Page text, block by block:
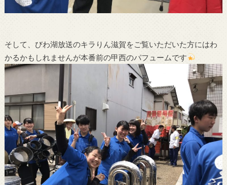
そして、びわ湖放送のキラりん滋賀をご覧いただいた方にはわ
かるかもしれませんが本番前の甲西のパフュームです